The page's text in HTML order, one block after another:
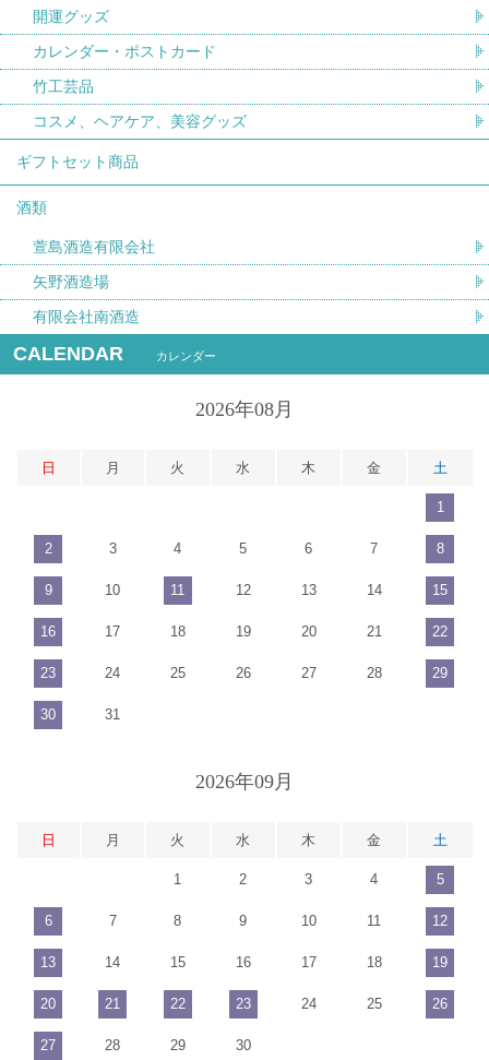
開運グッズ
カレンダー・ポストカード
竹工芸品
コスメ、ヘアケア、美容グッズ
ギフトセット商品
酒類
萱島酒造有限会社
矢野酒造場
有限会社南酒造
CALENDAR カレンダー
2026年08月
日 月 火 水 木 金 土
1
2 3 4 5 6 7 8
9 10 11 12 13 14 15
16 17 18 19 20 21 22
23 24 25 26 27 28 29
30 31
2026年09月
日 月 火 水 木 金 土
1 2 3 4 5
6 7 8 9 10 11 12
13 14 15 16 17 18 19
20 21 22 23 24 25 26
27 28 29 30